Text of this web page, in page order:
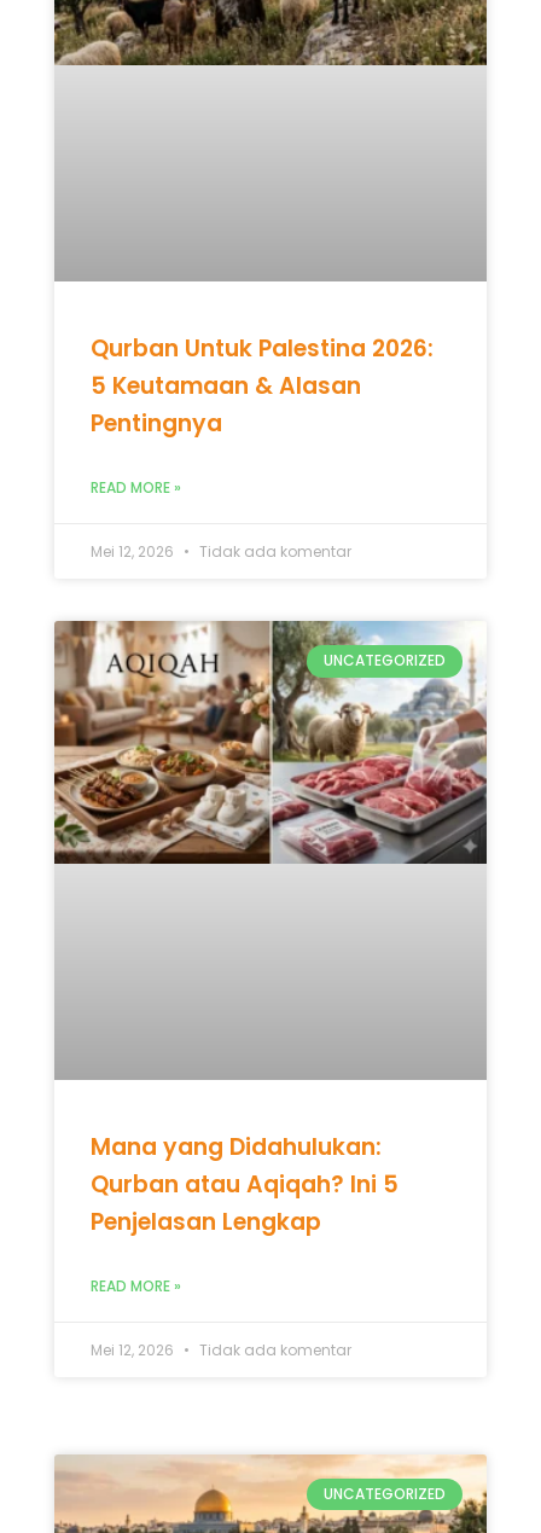
Qurban Untuk Palestina 2026:
5 Keutamaan & Alasan
Pentingnya
READ MORE »
Mei 12, 2026 Tidak ada komentar
UNCATEGORIZED
Mana yang Didahulukan:
Qurban atau Aqiqah? Ini 5
Penjelasan Lengkap
READ MORE »
Mei 12, 2026 Tidak ada komentar
UNCATEGORIZED